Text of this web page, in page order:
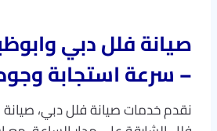
صيانة فلل دبي
– سرعة استجابة
نقدم خدمات صيانة فلل دبي،